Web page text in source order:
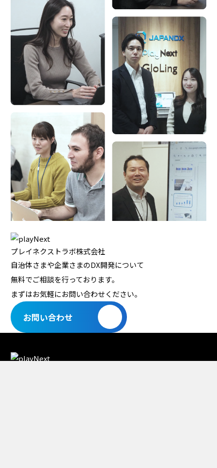
プレイネクストラボ株式会社
自治体さまや企業さまのDX開発について
無料でご相談を行っております。
まずはお気軽にお問い合わせください。
お問い合わせ